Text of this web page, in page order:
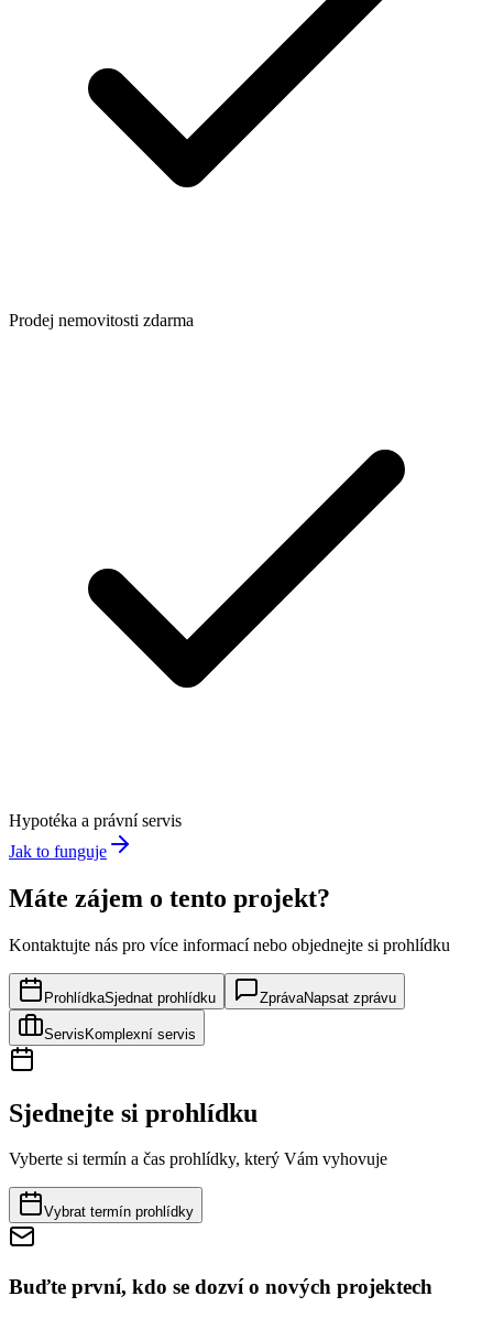
Prodej nemovitosti zdarma
Hypotéka a právní servis
Jak to funguje
Máte zájem o tento projekt?
Kontaktujte nás pro více informací nebo objednejte si prohlídku
ProhlídkaSjednat prohlídku ZprávaNapsat zprávu
ServisKomplexní servis
Sjednejte si prohlídku
Vyberte si termín a čas prohlídky, který Vám vyhovuje
Vybrat termín prohlídky
Buďte první, kdo se dozví o nových projektech